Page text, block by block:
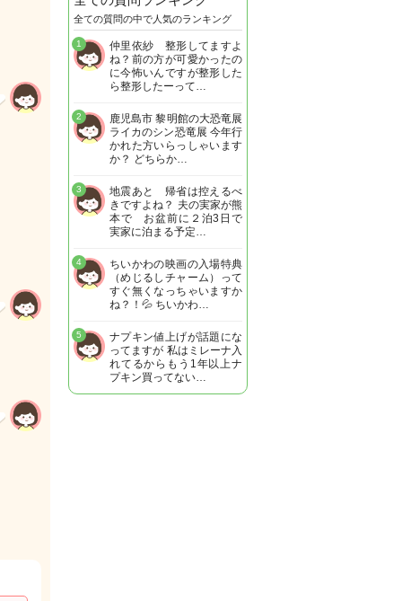
全ての質問の中で人気のランキング
仲里依紗 整形してますよ
ね？前の方が可愛かったの
に今怖いんですが整形した
ら整形したーって…
1
鹿児島市 黎明館の大恐竜展
ライカのシン恐竜展 今年行
かれた方いらっしゃいます
か？ どちらか…
2
地震あと 帰省は控えるべ
きですよね？ 夫の実家が熊
本で お盆前に２泊3日で
実家に泊まる予定…
3
ちいかわの映画の入場特典
（めじるしチャーム）って
すぐ無くなっちゃいますか
ね？！💦 ちいかわ…
4
ナプキン値上げが話題にな
ってますが 私はミレーナ入
れてるからもう1年以上ナ
プキン買ってない…
5